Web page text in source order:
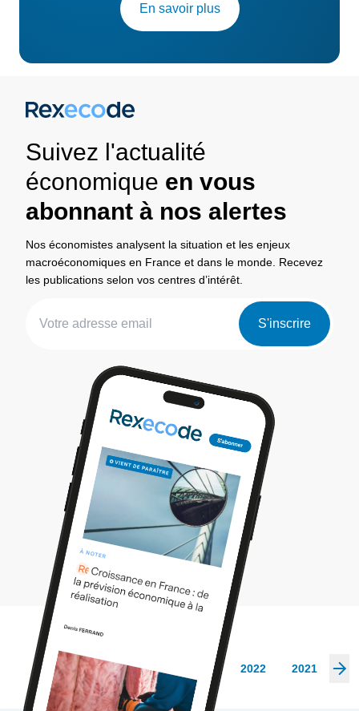
En savoir plus
Suivez l'actualité
économique en vous
abonnant à nos alertes
Nos économistes analysent la situation et les enjeux
macroéconomiques en France et dans le monde. Recevez
les publications selon vos centres d’intérêt.
S'inscrire
Les archives
2026 2025 2024 2023 2022 2021